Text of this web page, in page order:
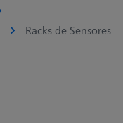
Racks de Sensores